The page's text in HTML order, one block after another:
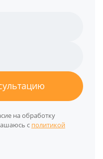
на обработку
с политикой